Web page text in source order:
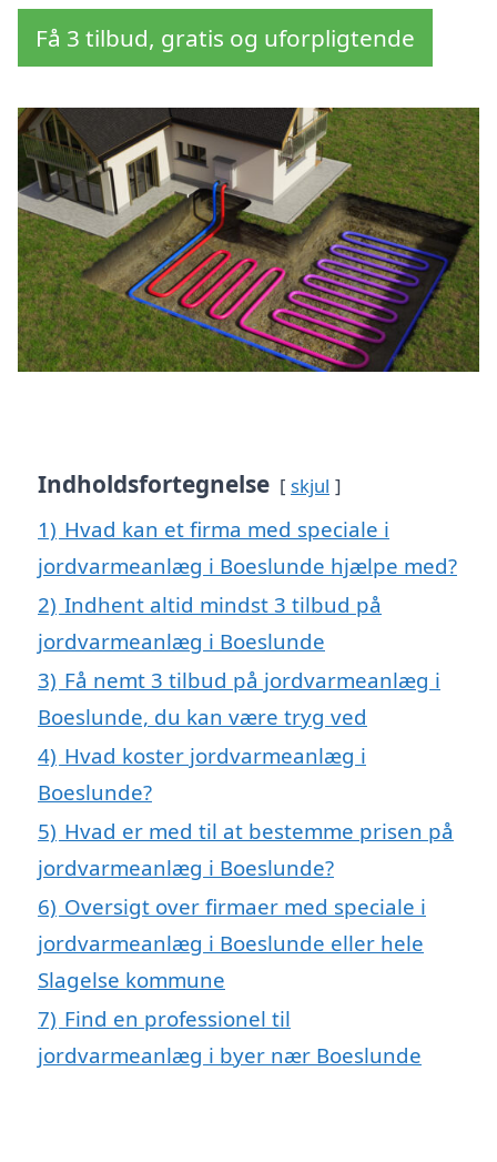
Få 3 tilbud, gratis og uforpligtende
Indholdsfortegnelse skjul
1) Hvad kan et firma med speciale i
jordvarmeanlæg i Boeslunde hjælpe med?
2) Indhent altid mindst 3 tilbud på
jordvarmeanlæg i Boeslunde
3) Få nemt 3 tilbud på jordvarmeanlæg i
Boeslunde, du kan være tryg ved
4) Hvad koster jordvarmeanlæg i
Boeslunde?
5) Hvad er med til at bestemme prisen på
jordvarmeanlæg i Boeslunde?
6) Oversigt over firmaer med speciale i
jordvarmeanlæg i Boeslunde eller hele
Slagelse kommune
7) Find en professionel til
jordvarmeanlæg i byer nær Boeslunde